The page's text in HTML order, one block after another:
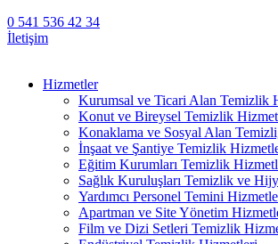
0 541 536 42 34
İletişim
Hizmetler
Kurumsal ve Ticari Alan Temizlik
Konut ve Bireysel Temizlik
Konaklama ve Sosyal Alan
İnşaat ve Şantiye Temizlik
Eğitim Kurumları Temizlik
Sağlık Kuruluşları Temizlik ve
Yardımcı Personel Temini
Apartman ve Site Yönetim
Film ve Dizi Setleri Temizlik